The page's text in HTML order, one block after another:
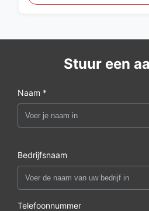
Stuur een
Naam *
Bedrijfsnaam
Telefoonnummer